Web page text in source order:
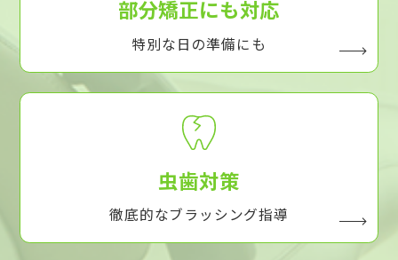
部分矯正にも対応
特別な日の準備にも
虫歯対策
徹底的なブラッシング指導